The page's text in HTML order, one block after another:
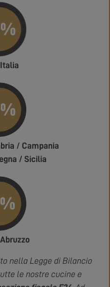
/ Campania
/ Sicilia
nella Legge di Bilancio
le nostre cucine e